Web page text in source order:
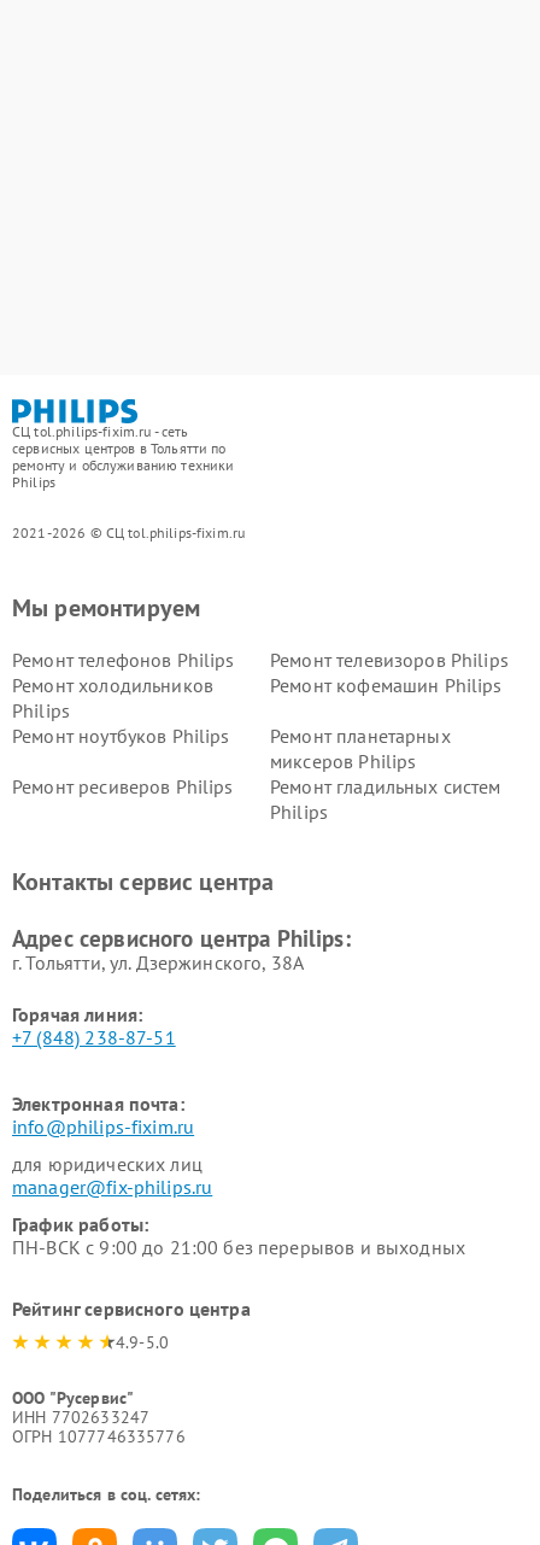
СЦ tol.philips-fixim.ru - сеть
сервисных центров в Тольятти по
ремонту и обслуживанию техники
Philips
2021-2026 © СЦ tol.philips-fixim.ru
Мы ремонтируем
Ремонт телефонов Philips
Ремонт телевизоров Philips
Ремонт холодильников
Philips
Ремонт кофемашин Philips
Ремонт ноутбуков Philips
Ремонт планетарных
миксеров Philips
Ремонт ресиверов Philips
Ремонт гладильных систем
Philips
Ремонт стиральных машин
Ремонт увлажнителей
Контакты сервис центра
Адрес сервисного центра Philips:
г. Тольятти, ул. Дзержинского, 38А
Горячая линия:
+7 (848) 238-87-51
Электронная почта:
info@philips-fixim.ru
для юридических лиц
manager@fix-philips.ru
График работы:
ПН-ВСК с 9:00 до 21:00 без перерывов и выходных
Рейтинг сервисного центра
4.9-5.0
ООО "Русервис"
ИНН 7702633247
ОГРН 1077746335776
Поделиться в соц. сетях: